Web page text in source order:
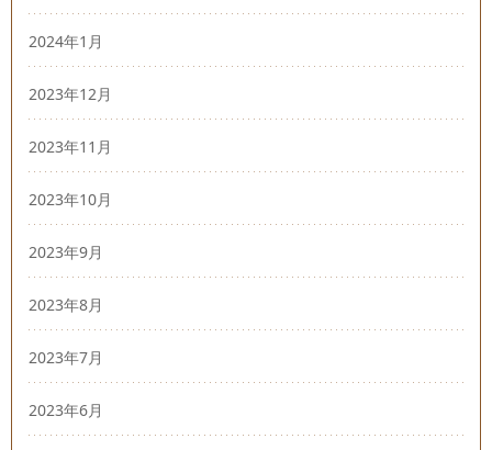
2024年1月
2023年12月
2023年11月
2023年10月
2023年9月
2023年8月
2023年7月
2023年6月